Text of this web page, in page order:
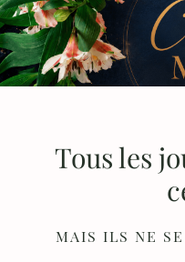
Tous les
MAIS ILS NE